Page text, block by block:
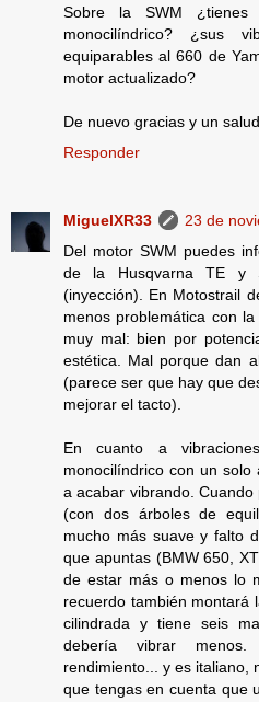
Sobre la SWM ¿tienes
monocilíndrico? ¿sus
equiparables al 660 de
motor actualizado?
De nuevo gracias y un
Responder
MiguelXR33
23 de
Del motor SWM puedes
de la Husqvarna TE y
(inyección). En Motostrail
menos problemática con
muy mal: bien por
estética. Mal porque dan
(parece ser que hay que
mejorar el tacto).
En cuanto a
monocilíndrico con un solo
a acabar vibrando.
(con dos árboles de
mucho más suave y falto
que apuntas (BMW 650,
de estar más o menos lo
recuerdo también montará
cilindrada y tiene seis
debería vibrar
rendimiento... y es italiano,
que tengas en cuenta que